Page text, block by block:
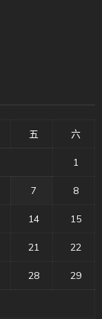
五 六
1
7 8
14 15
21 22
28 29